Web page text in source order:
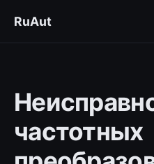
RuAut
частотных